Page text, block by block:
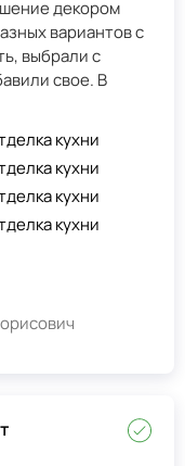
декором
выбрали с
свое. В